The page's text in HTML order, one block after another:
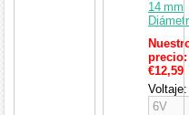
14 mm
precio:
€12,59
Voltaje: